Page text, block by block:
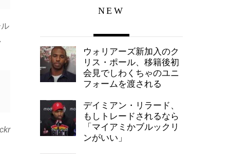
NEW
ウォリアーズ新加入のク
リス・ポール、移籍後初
会見でしわくちゃのユニ
フォームを渡される
デイミアン・リラード、
もしトレードされるなら
「マイアミかブルックリ
ンがいい」